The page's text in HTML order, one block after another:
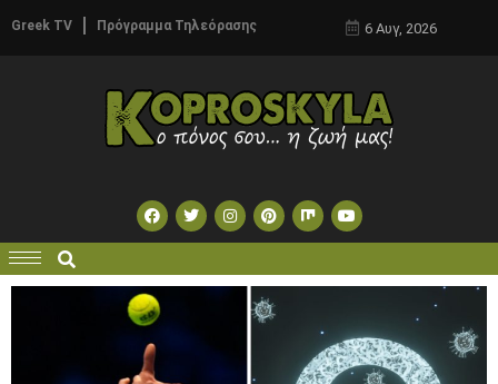
Greek TV Πρόγραμμα Τηλεόρασης 6 Αυγ, 2026